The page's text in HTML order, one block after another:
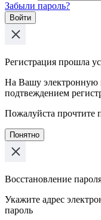
Забыли пароль?
Войти
Регистрация прошла
На Вашу электронную
подтвеждением
Пожалуйста прочтите
Понятно
Восстановление
Укажите адрес
пароль